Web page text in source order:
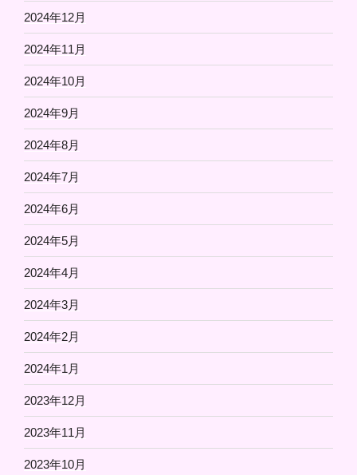
2024年12月
2024年11月
2024年10月
2024年9月
2024年8月
2024年7月
2024年6月
2024年5月
2024年4月
2024年3月
2024年2月
2024年1月
2023年12月
2023年11月
2023年10月